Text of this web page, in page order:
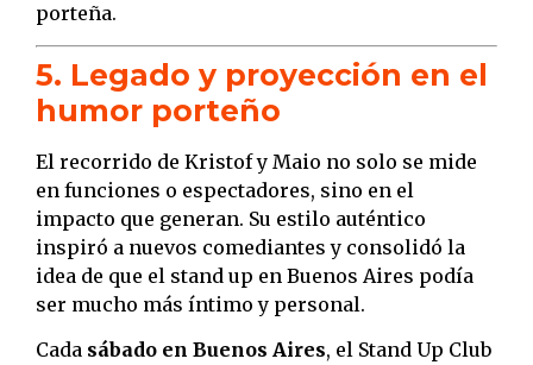
porteña.
5. Legado y proyección en el
humor porteño
El recorrido de Kristof y Maio no solo se mide
en funciones o espectadores, sino en el
impacto que generan. Su estilo auténtico
inspiró a nuevos comediantes y consolidó la
idea de que el stand up en Buenos Aires podía
ser mucho más íntimo y personal.
Cada sábado en Buenos Aires, el Stand Up Club